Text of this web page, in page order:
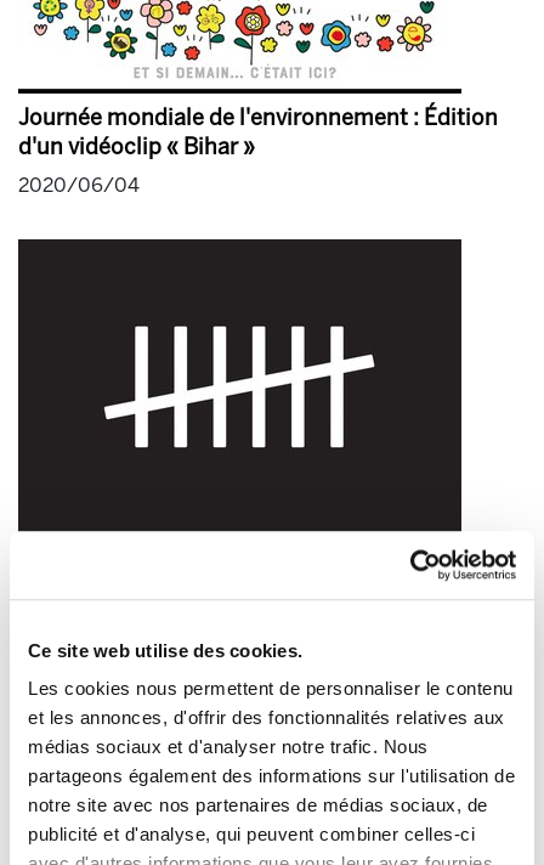
Ce site web utilise des cookies.
Les cookies nous permettent de personnaliser le contenu
et les annonces, d'offrir des fonctionnalités relatives aux
médias sociaux et d'analyser notre trafic. Nous
partageons également des informations sur l'utilisation de
notre site avec nos partenaires de médias sociaux, de
publicité et d'analyse, qui peuvent combiner celles-ci
Journée mondiale de l'environnement : Édition
d'un vidéoclip « Bihar »
2020/06/04
2020/05/21